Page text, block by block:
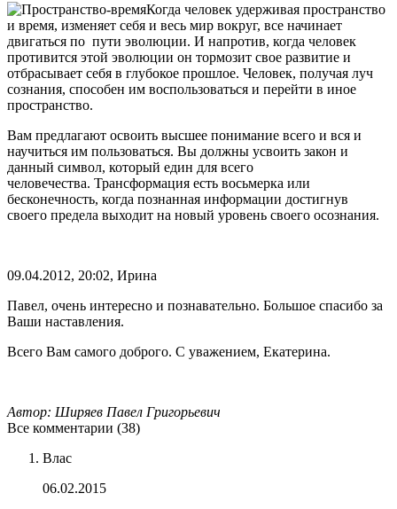
Когда человек удерживая пространство
и время, изменяет себя и весь мир вокруг, все начинает
двигаться по пути эволюции. И напротив, когда человек
противится этой эволюции он тормозит свое развитие и
отбрасывает себя в глубокое прошлое. Человек, получая луч
сознания, способен им воспользоваться и перейти в иное
пространство.
Вам предлагают освоить высшее понимание всего и вся и
научиться им пользоваться. Вы должны усвоить закон и
данный символ, который един для всего
человечества. Трансформация есть восьмерка или
бесконечность, когда познанная информации достигнув
своего предела выходит на новый уровень своего осознания.
09.04.2012, 20:02, Ирина
Павел, очень интересно и познавательно. Большое спасибо за
Ваши наставления.
Всего Вам самого доброго. С уважением, Екатерина.
Автор: Ширяев Павел Григорьевич
Все комментарии (38)
Влас
06.02.2015